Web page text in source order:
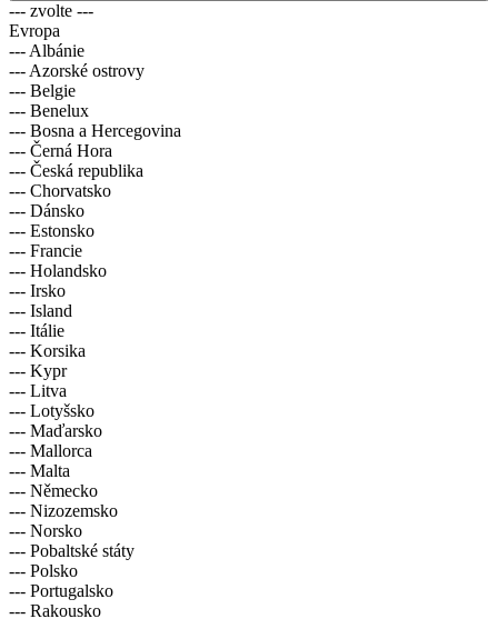
--- zvolte ---
Evropa
--- Albánie
--- Azorské ostrovy
--- Belgie
--- Benelux
--- Bosna a Hercegovina
--- Černá Hora
--- Česká republika
--- Chorvatsko
--- Dánsko
--- Estonsko
--- Francie
--- Holandsko
--- Irsko
--- Island
--- Itálie
--- Korsika
--- Kypr
--- Litva
--- Lotyšsko
--- Maďarsko
--- Mallorca
--- Malta
--- Německo
--- Nizozemsko
--- Norsko
--- Pobaltské státy
--- Polsko
--- Portugalsko
--- Rakousko